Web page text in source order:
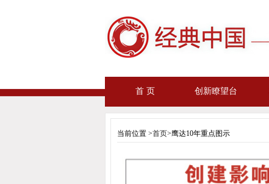
首 页 创新瞭望台
当前位置 >首页>鹰达10年重点图示